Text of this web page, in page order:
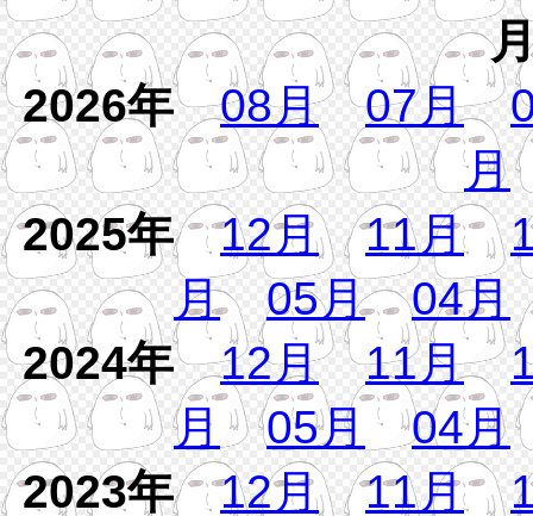
2026年08月 07月
月
2025年12月 11月
月
05月
04月
2024年12月 11月
月
05月
04月
2023年12月 11月